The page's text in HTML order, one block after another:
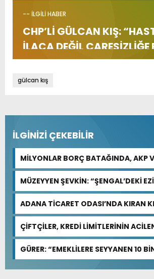
-- İLGİLİ HABER
CHP’Lİ GÜLCAN KIŞ:
İLACA DEĞİL ÇARESİZLİĞE
gülcan kış
İLGİNİZİ ÇEKEBİLİR
MİLYONLAR BORÇ BATAĞINDA, AKP
CEVABI: “ARAŞTIRMAYALIM!”
MÜZEYYEN ŞEVKİN: “ŞENGAL’DEKİ
İNSANLIĞIN ORTAK ACISIDIR”
ADANA TİCARET ODASI’NDA KIRAN
BEKLENİYOR
ÇİFTÇİLER, KREDİ LİMİTLERİNİN
GÜNCELLENMESİNİ İSTİYOR
GÜRER: “EMEKLİLERE SEYYANEN 10
YAPILMALI”